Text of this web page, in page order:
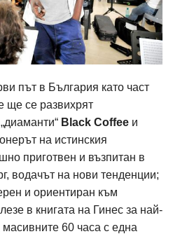
път в България като част
ще се развихрят
Black Coffee и
на истинския
приготвен и възпитан в
водачът на нови тенденции;
и ориентиран към
в книгата на Гинес за най-
масивните 60 часа с една